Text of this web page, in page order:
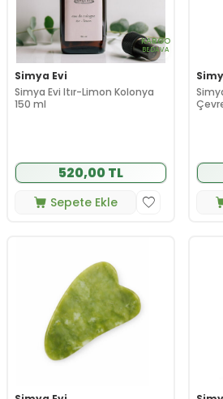
KARGO
BEDAVA
Simya Evi
Simya Evi Itır-Limon Kolonya
150 ml
520,00 TL
Sepete Ekle